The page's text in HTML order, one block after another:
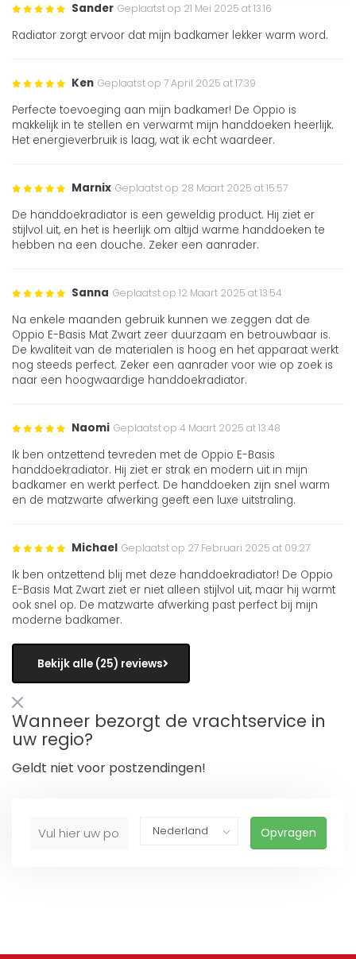
Sander Geplaatst op 21 Mei 2025 at 13:16
Radiator zorgt ervoor dat mijn badkamer lekker warm word.
Ken Geplaatst op 7 April 2025 at 17:39
Perfecte toevoeging aan mijn badkamer! De Oppio is
makkelijk in te stellen en verwarmt mijn handdoeken heerlijk.
Het energieverbruik is laag, wat ik echt waardeer.
Marnix Geplaatst op 28 Maart 2025 at 15:57
De handdoekradiator is een geweldig product. Hij ziet er
stijlvol uit, en het is heerlijk om altijd warme handdoeken te
hebben na een douche. Zeker een aanrader.
Sanna Geplaatst op 12 Maart 2025 at 13:54
Na enkele maanden gebruik kunnen we zeggen dat de
Oppio E-Basis Mat Zwart zeer duurzaam en betrouwbaar is.
De kwaliteit van de materialen is hoog en het apparaat werkt
nog steeds perfect. Zeker een aanrader voor wie op zoek is
naar een hoogwaardige handdoekradiator.
Naomi Geplaatst op 4 Maart 2025 at 13:48
Ik ben ontzettend tevreden met de Oppio E-Basis
handdoekradiator. Hij ziet er strak en modern uit in mijn
badkamer en werkt perfect. De handdoeken zijn snel warm
en de matzwarte afwerking geeft een luxe uitstraling.
Michael Geplaatst op 27 Februari 2025 at 09:27
Ik ben ontzettend blij met deze handdoekradiator! De Oppio
E-Basis Mat Zwart ziet er niet alleen stijlvol uit, maar hij warmt
ook snel op. De matzwarte afwerking past perfect bij mijn
moderne badkamer.
Bekijk alle (25) reviews
Wanneer bezorgt de vrachtservice in
uw regio?
Geldt niet voor postzendingen!
Opvragen